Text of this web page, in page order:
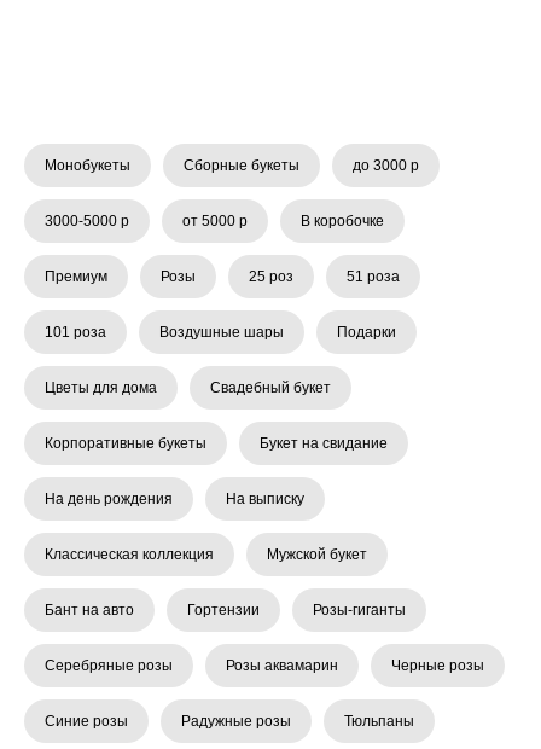
Монобукеты Сборные букеты до 3000 р
3000-5000 р от 5000 р В коробочке
Премиум Розы 25 роз 51 роза
101 роза Воздушные шары Подарки
Цветы для дома Свадебный букет
Корпоративные букеты Букет на свидание
На день рождения На выписку
Классическая коллекция Мужской букет
Бант на авто Гортензии Розы-гиганты
Серебряные розы Розы аквамарин Черные розы
Синие розы Радужные розы Тюльпаны